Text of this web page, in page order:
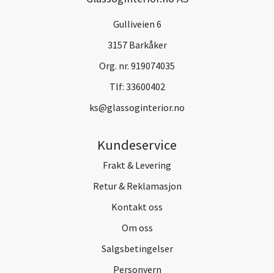
Gulliveien 6
3157 Barkåker
Org. nr. 919074035
Tlf: 33600402
ks@glassoginterior.no
Kundeservice
Frakt & Levering
Retur & Reklamasjon
Kontakt oss
Om oss
Salgsbetingelser
Personvern